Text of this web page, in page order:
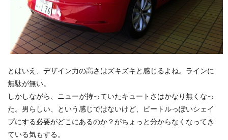
とはいえ、デザイン力の高さはズキズキと感じるよね。ラインに
無駄が無い。
しかしながら、ニューが持っていたキュートさはかなり無くなっ
た。男らしい、という感じではないけど、ビートルっぽいシェイ
プにする必要がどこにあるのか？がちょっと分からなくなってき
ている気もする。